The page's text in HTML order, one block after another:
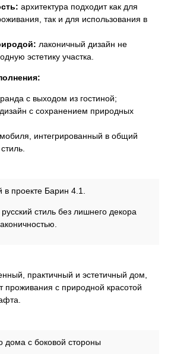
архитектура подходит как для
так и для использования в
лаконичный дизайн не
эстетику участка.
с выходом из гостиной;
с сохранением природных
интегрированный в общий
стиль без лишнего декора
практичный и эстетичный дом,
с природной красотой